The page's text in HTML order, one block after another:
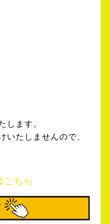
します。
いたしませんので、
こちら